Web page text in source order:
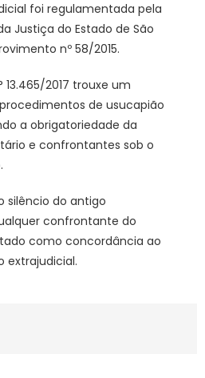
foi regulamentada pela
Justiça do Estado de São
nº 58/2015.
13.465/2017 trouxe um
de usucapião
a obrigatoriedade da
e confrontantes sob o
silêncio do antigo
confrontante do
como concordância ao
extrajudicial.